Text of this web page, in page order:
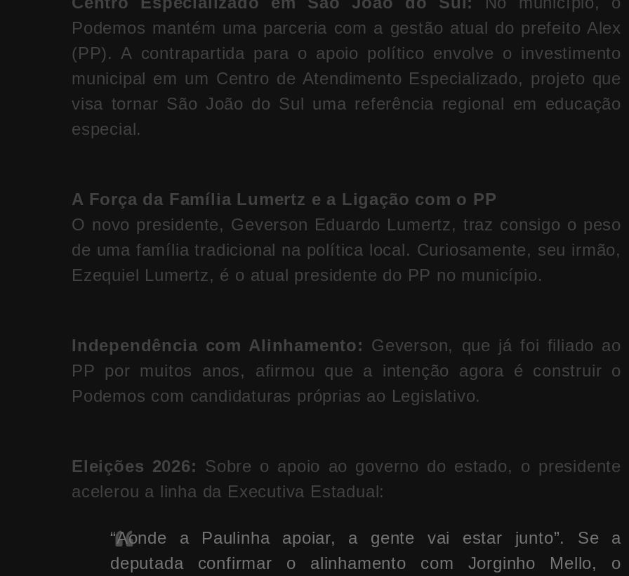
Podemos mantém uma parceria com a gestão atual do prefeito Alex
(PP). A contrapartida para o apoio político envolve o investimento
municipal em um Centro de Atendimento Especializado, projeto que
visa tornar São João do Sul uma referência regional em educação
especial.
A Força da Família Lumertz e a Ligação com o PP
O novo presidente, Geverson Eduardo Lumertz, traz consigo o peso
de uma família tradicional na política local. Curiosamente, seu irmão,
Ezequiel Lumertz, é o atual presidente do PP no município.
Independência com Alinhamento: Geverson, que já foi filiado ao
PP por muitos anos, afirmou que a intenção agora é construir o
Podemos com candidaturas próprias ao Legislativo.
Eleições 2026: Sobre o apoio ao governo do estado, o presidente
acelerou a linha da Executiva Estadual:
“Aonde a Paulinha apoiar, a gente vai estar junto”. Se a
deputada confirmar o alinhamento com Jorginho Mello, o